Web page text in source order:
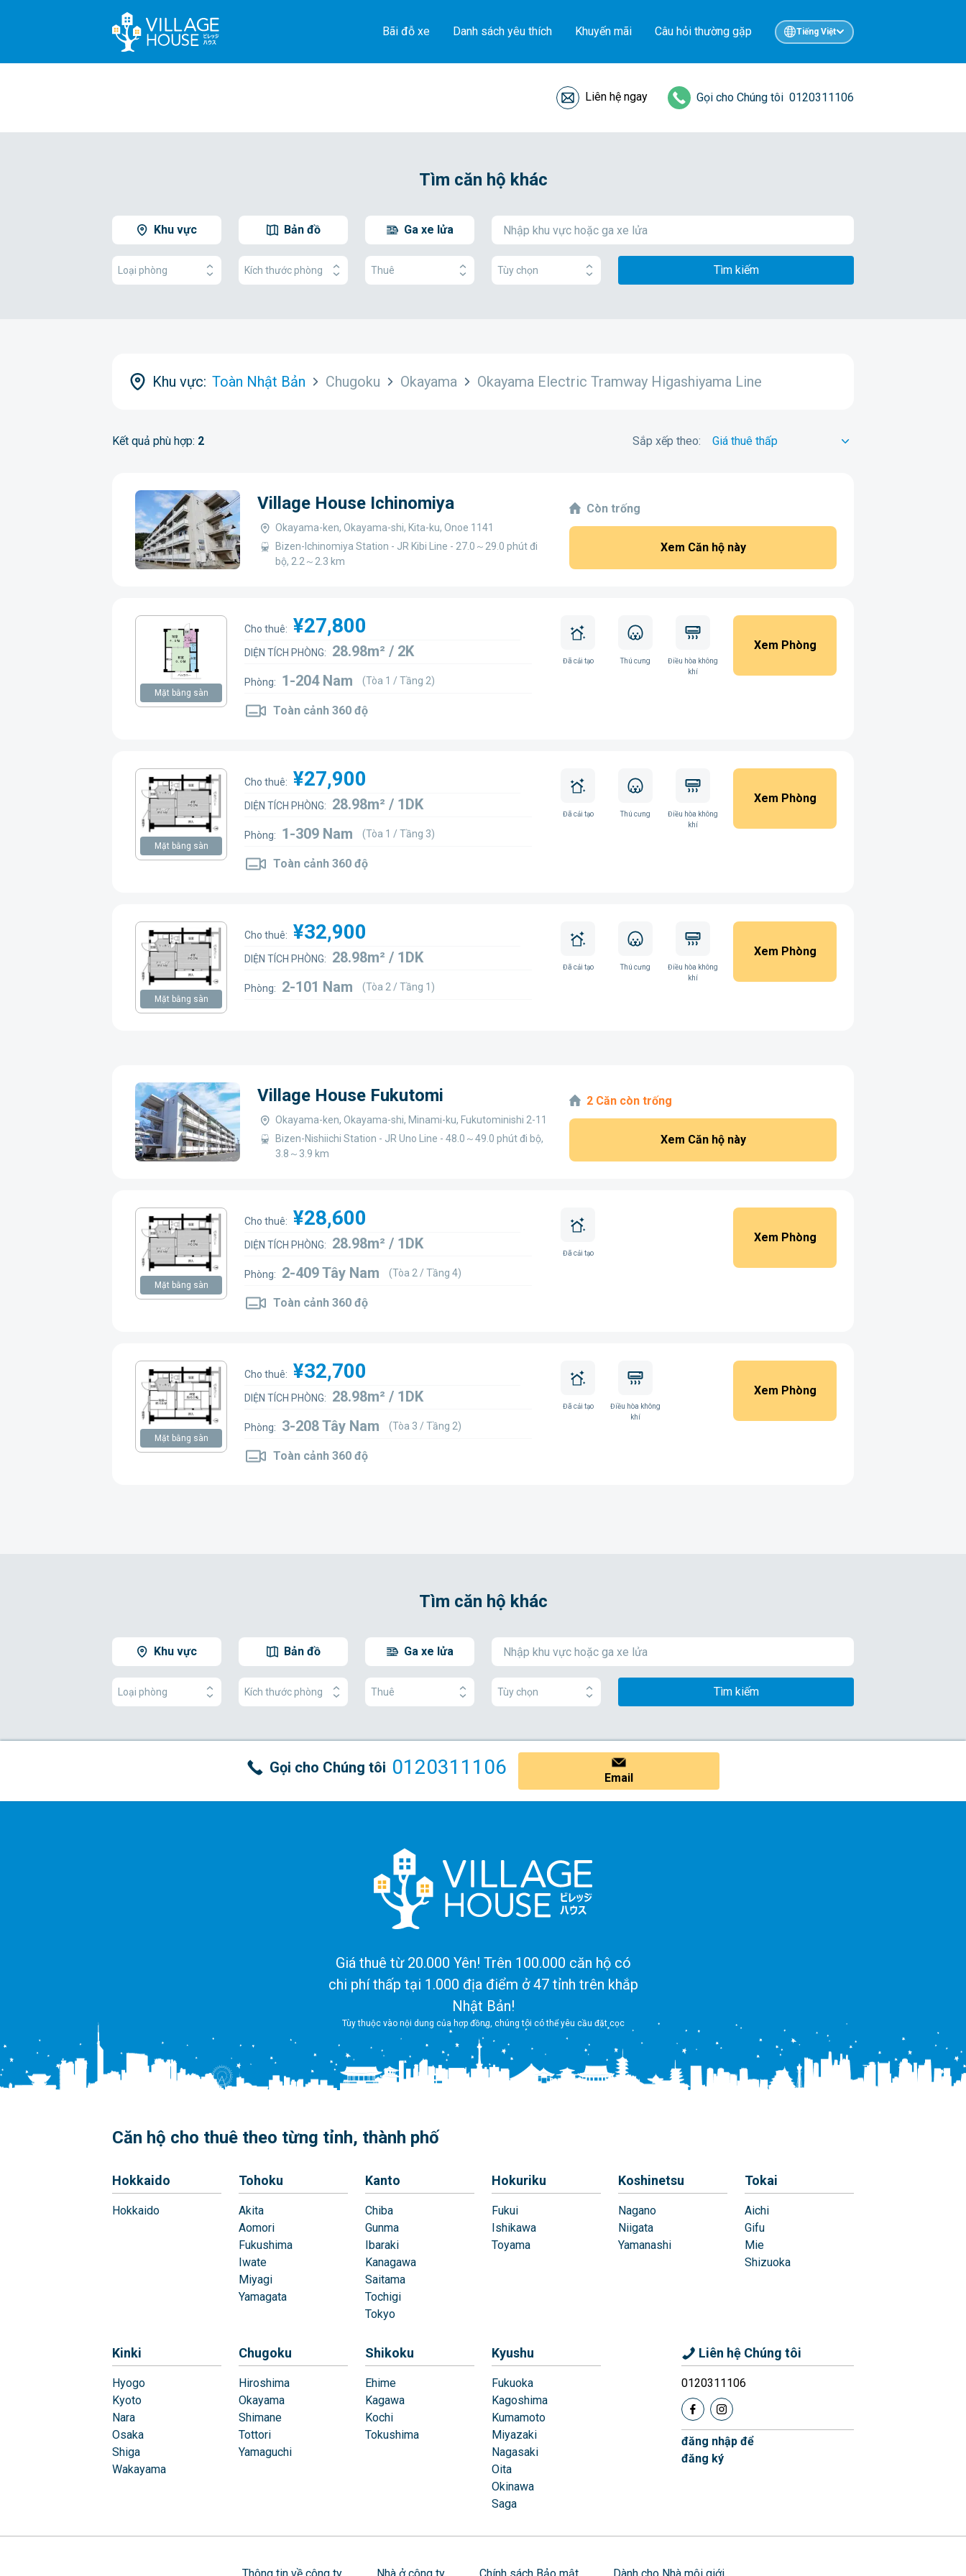
Bãi đỗ xe Danh sách yêu thích Khuyến mãi Câu hỏi thường gặp Tiếng Việt
Liên hệ ngay Gọi cho Chúng tôi 0120311106
Tìm căn hộ khác
Khu vực Bản đồ Ga xe lửa
Loại phòng Kích thước phòng Thuê Tùy chọn Tìm kiếm
Khu vực: Toàn Nhật Bản Chugoku Okayama Okayama Electric Tramway Higashiyama Line
Kết quả phù hợp: 2 Sắp xếp theo:
Village House Ichinomiya
Okayama-ken, Okayama-shi, Kita-ku, Onoe 1141
Bizen-Ichinomiya Station - JR Kibi Line - 27.0～29.0 phút đi
bộ, 2.2～2.3 km
Còn trống
Xem Căn hộ này
Mặt bằng sàn
Cho thuê: ¥27,800
DIỆN TÍCH PHÒNG: 28.98m² / 2K
Phòng: 1-204 Nam (Tòa 1 / Tầng 2)
Toàn cảnh 360 độ
Đã cải tạo Thú cưng
Điều hòa không
khí
Xem Phòng
Mặt bằng sàn
Cho thuê: ¥27,900
DIỆN TÍCH PHÒNG: 28.98m² / 1DK
Phòng: 1-309 Nam (Tòa 1 / Tầng 3)
Toàn cảnh 360 độ
Đã cải tạo Thú cưng
Điều hòa không
khí
Xem Phòng
Mặt bằng sàn
Cho thuê: ¥32,900
DIỆN TÍCH PHÒNG: 28.98m² / 1DK
Phòng: 2-101 Nam (Tòa 2 / Tầng 1)
Đã cải tạo Thú cưng
Điều hòa không
khí
Xem Phòng
Village House Fukutomi
Okayama-ken, Okayama-shi, Minami-ku, Fukutominishi 2-11
Bizen-Nishiichi Station - JR Uno Line - 48.0～49.0 phút đi bộ,
3.8～3.9 km
2 Căn còn trống
Xem Căn hộ này
Mặt bằng sàn
Cho thuê: ¥28,600
DIỆN TÍCH PHÒNG: 28.98m² / 1DK
Phòng: 2-409 Tây Nam (Tòa 2 / Tầng 4)
Toàn cảnh 360 độ
Đã cải tạo
Xem Phòng
Mặt bằng sàn
Cho thuê: ¥32,700
DIỆN TÍCH PHÒNG: 28.98m² / 1DK
Phòng: 3-208 Tây Nam (Tòa 3 / Tầng 2)
Toàn cảnh 360 độ
Đã cải tạo
Điều hòa không
khí
Xem Phòng
Tìm căn hộ khác
Khu vực Bản đồ Ga xe lửa
Loại phòng Kích thước phòng Thuê Tùy chọn Tìm kiếm
Gọi cho Chúng tôi 0120311106 Email
Giá thuê từ 20.000 Yên! Trên 100.000 căn hộ có
chi phí thấp tại 1.000 địa điểm ở 47 tỉnh trên khắp
Nhật Bản!
Tùy thuộc vào nội dung của hợp đồng, chúng tôi có thể yêu cầu đặt cọc
Căn hộ cho thuê theo từng tỉnh, thành phố
Hokkaido
Hokkaido
Tohoku
Akita
Aomori
Fukushima
Iwate
Miyagi
Yamagata
Kanto
Chiba
Gunma
Ibaraki
Kanagawa
Saitama
Tochigi
Tokyo
Hokuriku
Fukui
Ishikawa
Toyama
Koshinetsu
Nagano
Niigata
Yamanashi
Tokai
Aichi
Gifu
Mie
Shizuoka
Kinki
Hyogo
Kyoto
Nara
Osaka
Shiga
Wakayama
Chugoku
Hiroshima
Okayama
Shimane
Tottori
Yamaguchi
Shikoku
Ehime
Kagawa
Kochi
Tokushima
Kyushu
Fukuoka
Kagoshima
Kumamoto
Miyazaki
Nagasaki
Oita
Okinawa
Saga
Liên hệ Chúng tôi
0120311106
đăng nhập để
đăng ký